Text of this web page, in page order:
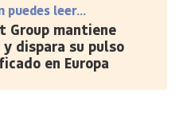
puedes leer...
Group mantiene
dispara su pulso
en Europa